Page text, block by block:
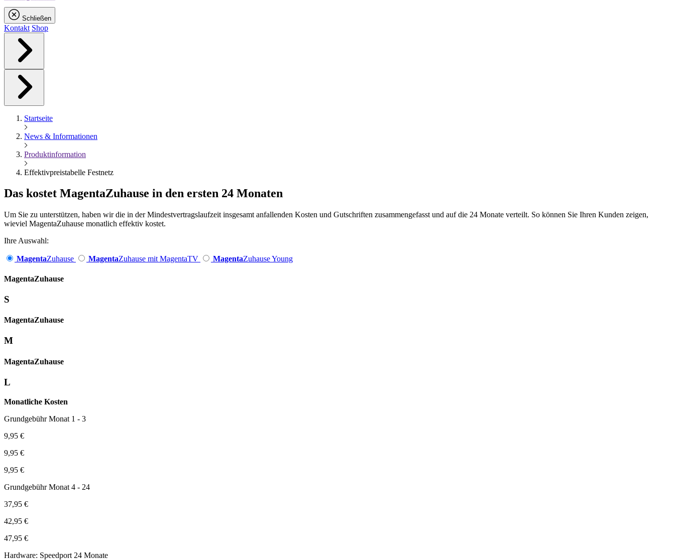
Schließen
Kontakt Shop
Startseite
News & Informationen
Produktinformation
Effektivpreistabelle Festnetz
Das kostet MagentaZuhause in den ersten 24 Monaten
Um Sie zu unterstützen, haben wir die in der Mindestvertragslaufzeit insgesamt anfallenden Kosten und Gutschriften zusammengefasst und auf die 24 Monate verteilt. So können Sie Ihren Kunden zeigen,
wieviel MagentaZuhause monatlich effektiv kostet.
Ihre Auswahl:
MagentaZuhause MagentaZuhause mit MagentaTV MagentaZuhause Young
Magenta­Zuhause
S
Magenta­Zuhause
M
Magenta­Zuhause
L
Monatliche Kosten
Grundgebühr Monat 1 - 3
9,95 €
9,95 €
9,95 €
Grundgebühr Monat 4 - 24
37,95 €
42,95 €
47,95 €
Hardware: Speedport 24 Monate